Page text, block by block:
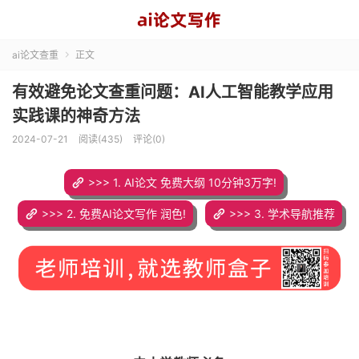
ai论文查重  正文
有效避免论文查重问题：AI人工智能教学应用
实践课的神奇方法
2024-07-21 阅读(435) 评论(0)
>>> 1. AI论文 免费大纲 10分钟3万字!
>>> 2. 免费AI论文写作 润色! >>> 3. 学术导航推荐